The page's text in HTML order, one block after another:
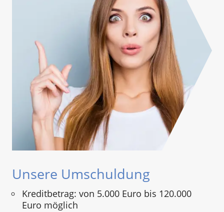
Unsere Umschuldung
Kreditbetrag: von 5.000 Euro bis 120.000
Euro möglich